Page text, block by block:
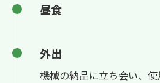
昼食
外出
機械の納品に立ち会い、使